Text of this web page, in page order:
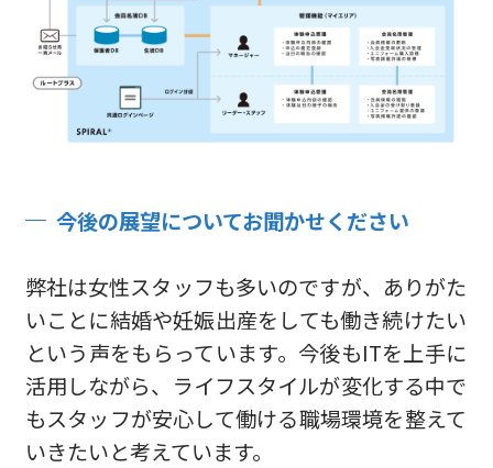
今後の展望についてお聞かせください
弊社は女性スタッフも多いのですが、ありがた
いことに結婚や妊娠出産をしても働き続けたい
という声をもらっています。今後もITを上手に
活用しながら、ライフスタイルが変化する中で
もスタッフが安心して働ける職場環境を整えて
いきたいと考えています。